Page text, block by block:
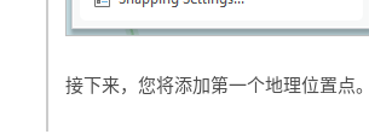
接下来，您将添加第一个地理位置点。